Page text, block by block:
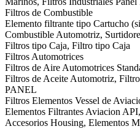
Filtros de Combustible
Elemento filtrante tipo Cartucho
Combustible Automotriz,
Filtros tipo Caja, Filtro tipo Caja
Filtros Automotrices
Filtros de Aire Automotrices
Filtros de Aceite Automotriz,
PANEL
Filtros Elementos Vessel de
Elementos Filtrantes Aviacion
Accesorios Housing, Elementos